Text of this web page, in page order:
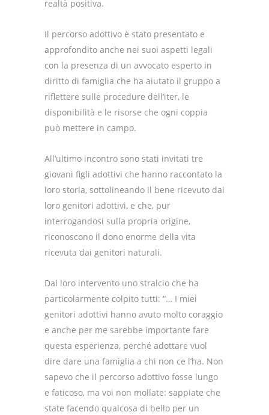
realtà positiva.
Il percorso adottivo è stato presentato e
approfondito anche nei suoi aspetti legali
con la presenza di un avvocato esperto in
diritto di famiglia che ha aiutato il gruppo a
riflettere sulle procedure dell’iter, le
disponibilità e le risorse che ogni coppia
può mettere in campo.
All’ultimo incontro sono stati invitati tre
giovani figli adottivi che hanno raccontato la
loro storia, sottolineando il bene ricevuto dai
loro genitori adottivi, e che, pur
interrogandosi sulla propria origine,
riconoscono il dono enorme della vita
ricevuta dai genitori naturali.
Dal loro intervento uno stralcio che ha
particolarmente colpito tutti: “… I miei
genitori adottivi hanno avuto molto coraggio
e anche per me sarebbe importante fare
questa esperienza, perché adottare vuol
dire dare una famiglia a chi non ce l’ha. Non
sapevo che il percorso adottivo fosse lungo
e faticoso, ma voi non mollate: sappiate che
state facendo qualcosa di bello per un